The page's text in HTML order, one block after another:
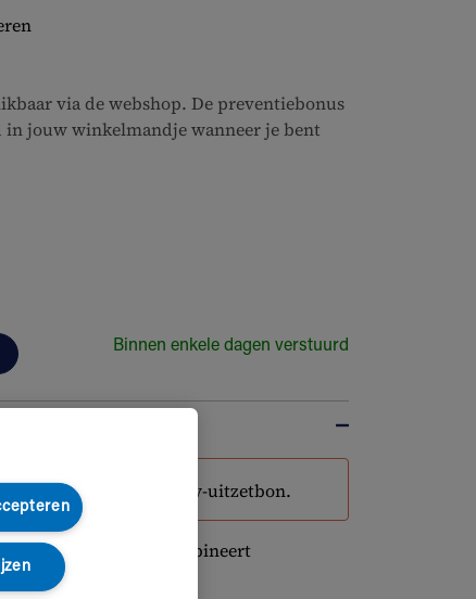
via de webshop. De preventiebonus
jouw winkelmandje wanneer je bent
Binnen enkele dagen verstuurd
aankopen met je baby-uitzetbon.
veiligheid en stijl combineert